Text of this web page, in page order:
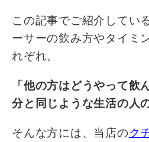
この記事でご紹介してい
ーサーの飲み方やタイミ
れぞれ。
「他の方はどうやって飲
分と同じような生活の人
そんな方には、当店のク